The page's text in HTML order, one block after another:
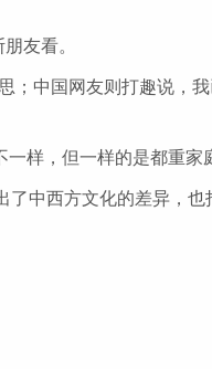
友看。
中国网友则打趣说，我
样，但一样的是都重家
中西方文化的差异，也